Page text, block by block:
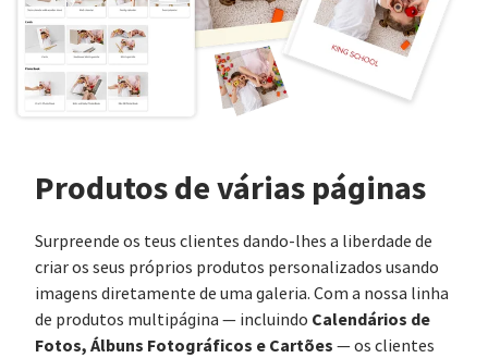
Produtos de várias páginas
Surpreende os teus clientes dando-lhes a liberdade de
criar os seus próprios produtos personalizados usando
imagens diretamente de uma galeria. Com a nossa linha
de produtos multipágina — incluindo Calendários de
Fotos, Álbuns Fotográficos e Cartões — os clientes